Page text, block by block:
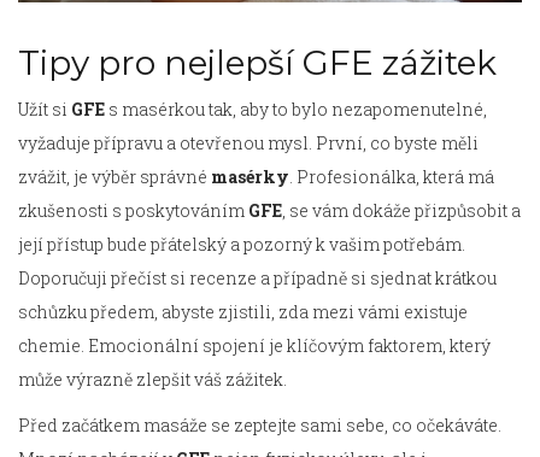
Tipy pro nejlepší GFE zážitek
Užít si GFE s masérkou tak, aby to bylo nezapomenutelné,
vyžaduje přípravu a otevřenou mysl. První, co byste měli
zvážit, je výběr správné masérky . Profesionálka, která má
zkušenosti s poskytováním GFE , se vám dokáže přizpůsobit a
její přístup bude přátelský a pozorný k vašim potřebám.
Doporučuji přečíst si recenze a případně si sjednat krátkou
schůzku předem, abyste zjistili, zda mezi vámi existuje
chemie. Emocionální spojení je klíčovým faktorem, který
může výrazně zlepšit váš zážitek.
Před začátkem masáže se zeptejte sami sebe, co očekáváte.